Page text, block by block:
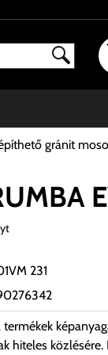
gránit
231
termékek
hiteles közlésére.